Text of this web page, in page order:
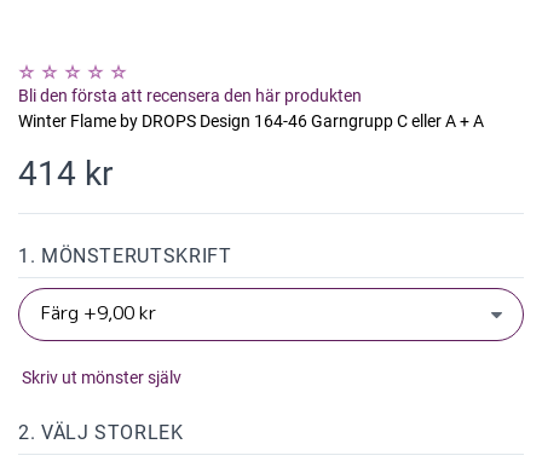
Bli den första att recensera den här produkten
Winter Flame by DROPS Design 164-46 Garngrupp C eller A + A
414 kr
1. MÖNSTERUTSKRIFT
Skriv ut mönster själv
2. VÄLJ STORLEK